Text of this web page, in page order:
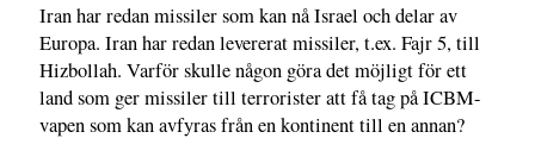
Iran har redan missiler som kan nå Israel och delar av
Europa. Iran har redan levererat missiler, t.ex. Fajr 5, till
Hizbollah. Varför skulle någon göra det möjligt för ett
land som ger missiler till terrorister att få tag på ICBM-
vapen som kan avfyras från en kontinent till en annan?